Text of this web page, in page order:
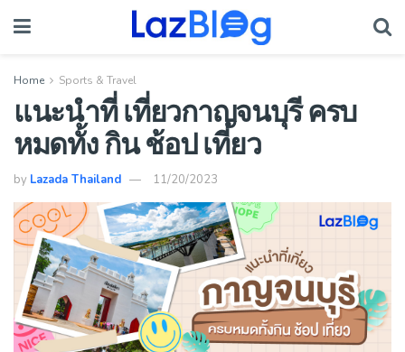
Home Sports & Travel
แนะนำที่ เที่ยวกาญจนบุรี ครบ
หมดทั้ง กิน ช้อป เที่ยว
by Lazada Thailand 11/20/2023